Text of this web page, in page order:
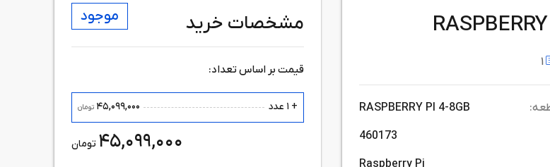
1
RASPBERRY PI 4-8GB
460173
مشخصات خرید موجود
قیمت بر اساس تعداد:
+ 1 عدد 45,099,000 تومان
45,099,000 تومان